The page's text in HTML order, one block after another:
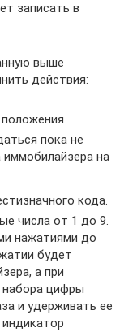
записать в
выше
действия:
пока не
иммобилайзера на
кода.
числа от 1 до 9.
нажатиями до
будет
а при
набора цифры
и удерживать ее